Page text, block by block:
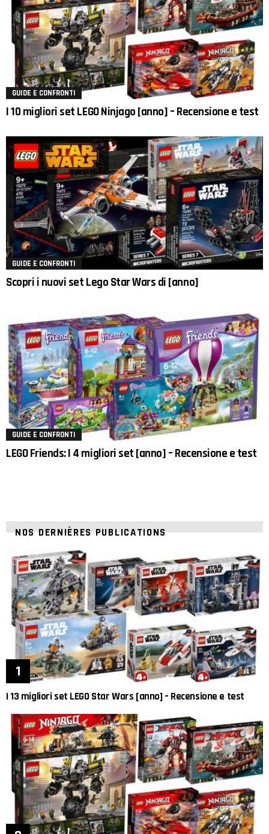
GUIDE E CONFRONTI
I 10 migliori set LEGO Ninjago [anno] – Recensione e test
GUIDE E CONFRONTI
Scopri i nuovi set Lego Star Wars di [anno]
GUIDE E CONFRONTI
LEGO Friends: I 4 migliori set [anno] – Recensione e test
NOS DERNIÈRES PUBLICATIONS
I 13 migliori set LEGO Star Wars [anno] – Recensione e test